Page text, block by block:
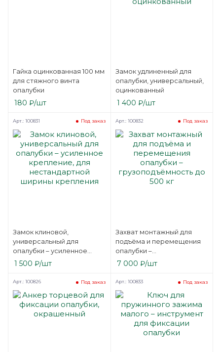
Гайка оцинкованная 100 мм
для стяжного винта
опалубки
180 ₽/шт
Замок удлиненный для
опалубки, универсальный,
оцинкованный
1 400 ₽/шт
Замок клиновой,
универсальный для
опалубки – усиленное
крепление, для
нестандартной ширины
крепления
Под заказ
Арт.: 100831
1 500 ₽/шт
Захват монтажный для
подъёма и перемещения
опалубки –
грузоподъёмность до 500
Под заказ
Арт.: 100832
7 000 ₽/шт
Под заказ
Арт.: 100826 Под заказ
Арт.: 100833